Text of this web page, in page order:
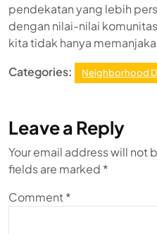
pendekatan yang lebih
dengan nilai-nilai
kita tidak hanya
Categories:
Neighborhood
Leave a Reply
Your email address will not
fields are marked *
Comment *